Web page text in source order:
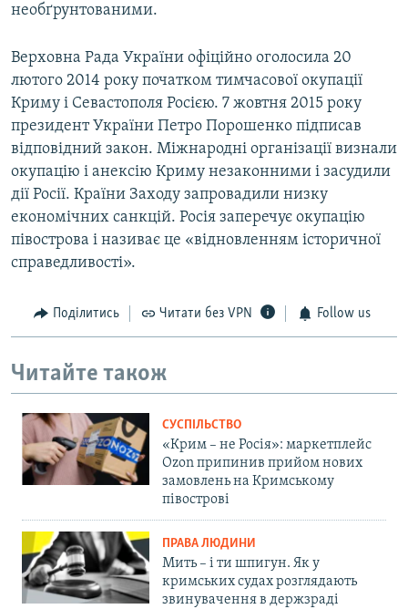
необґрунтованими.
Верховна Рада України офіційно оголосила 20
лютого 2014 року початком тимчасової окупації
Криму і Севастополя Росією. 7 жовтня 2015 року
президент України Петро Порошенко підписав
відповідний закон. Міжнародні організації визнали
окупацію і анексію Криму незаконними і засудили
дії Росії. Країни Заходу запровадили низку
економічних санкцій. Росія заперечує окупацію
півострова і називає це «відновленням історичної
справедливості».
Поділитись Читати без VPN Follow us
Читайте також
СУСПІЛЬСТВО
«Крим – не Росія»: маркетплейс
Ozon припинив прийом нових
замовлень на Кримському
півострові
ПРАВА ЛЮДИНИ
Мить – і ти шпигун. Як у
кримських судах розглядають
звинувачення в держзраді